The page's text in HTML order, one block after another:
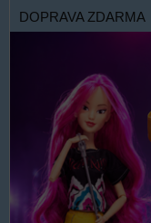
DOPRAVA ZDARMA